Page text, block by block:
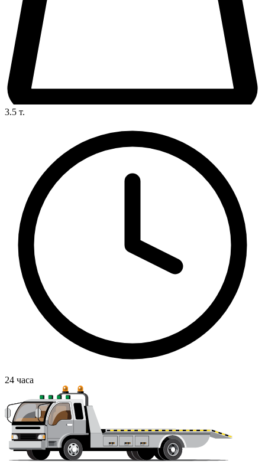
3.5 т.
24 часа